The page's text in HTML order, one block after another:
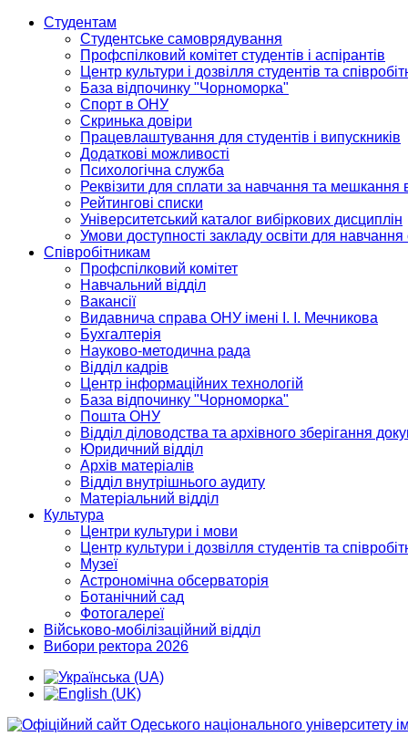
Студентам
Студентське самоврядування
Профспілковий комітет студентів і аспірантів
Центр культури і дозвілля студентів та
База відпочинку "Чорноморка"
Спорт в ОНУ
Скринька довіри
Працевлаштування для студентів і випускників
Додаткові можливості
Психологічна служба
Реквізити для сплати за навчання та мешкання
Рейтингові списки
Університетський каталог вибіркових дисциплін
Умови доступності закладу освіти для
Співробітникам
Профспілковий комітет
Навчальний відділ
Вакансії
Видавнича справа ОНУ імені І. І. Мечникова
Бухгалтерія
Науково-методична рада
Відділ кадрів
Центр інформаційних технологій
База відпочинку "Чорноморка"
Пошта ОНУ
Відділ діловодства та архівного зберігання
Юридичний відділ
Архів матеріалів
Відділ внутрішнього аудиту
Матеріальний відділ
Культура
Центри культури і мови
Центр культури і дозвілля студентів та
Музеї
Астрономічна обсерваторія
Ботанічний сад
Фотогалереї
Військово-мобілізаційний відділ
Вибори ректора 2026